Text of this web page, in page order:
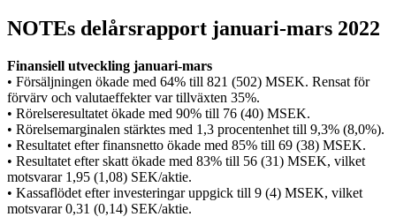
NOTEs delårsrapport januari-mars 2022
Finansiell utveckling januari-mars
• Försäljningen ökade med 64% till 821 (502) MSEK. Rensat för
förvärv och valutaeffekter var tillväxten 35%.
• Rörelseresultatet ökade med 90% till 76 (40) MSEK.
• Rörelsemarginalen stärktes med 1,3 procentenhet till 9,3% (8,0%).
• Resultatet efter finansnetto ökade med 85% till 69 (38) MSEK.
• Resultatet efter skatt ökade med 83% till 56 (31) MSEK, vilket
motsvarar 1,95 (1,08) SEK/aktie.
• Kassaflödet efter investeringar uppgick till 9 (4) MSEK, vilket
motsvarar 0,31 (0,14) SEK/aktie.